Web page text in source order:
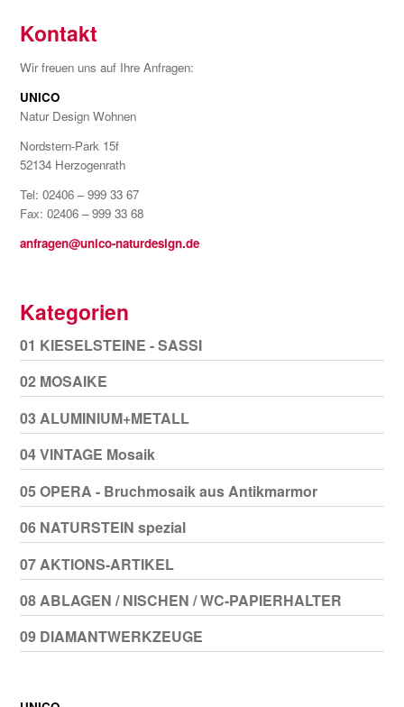
Kontakt
Wir freuen uns auf Ihre Anfragen:
UNICO
Natur Design Wohnen
Nordstern-Park 15f
52134 Herzogenrath
Tel: 02406 – 999 33 67
Fax: 02406 – 999 33 68
anfragen@unico-naturdesign.de
Kategorien
01 KIESELSTEINE - SASSI
02 MOSAIKE
03 ALUMINIUM+METALL
04 VINTAGE Mosaik
05 OPERA - Bruchmosaik aus Antikmarmor
06 NATURSTEIN spezial
07 AKTIONS-ARTIKEL
08 ABLAGEN / NISCHEN / WC-PAPIERHALTER
09 DIAMANTWERKZEUGE